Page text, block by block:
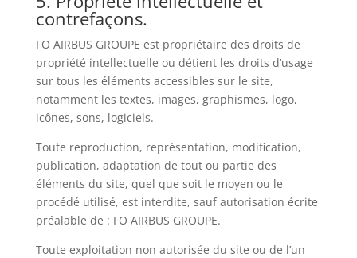
contrefaçons.
FO AIRBUS GROUPE est propriétaire des droits de
propriété intellectuelle ou détient les droits d’usage
sur tous les éléments accessibles sur le site,
notamment les textes, images, graphismes, logo,
icônes, sons, logiciels.
Toute reproduction, représentation, modification,
publication, adaptation de tout ou partie des
éléments du site, quel que soit le moyen ou le
procédé utilisé, est interdite, sauf autorisation écrite
préalable de : FO AIRBUS GROUPE.
Toute exploitation non autorisée du site ou de l’un